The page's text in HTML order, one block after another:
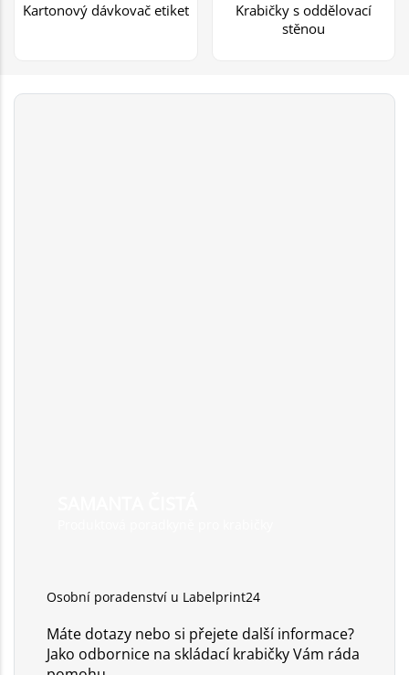
Kartonový dávkovač etiket
Krabičky s oddělovací
stěnou
Osobní poradenství u Labelprint24
Máte dotazy nebo si přejete další informace?
Jako odbornice na skládací krabičky Vám ráda